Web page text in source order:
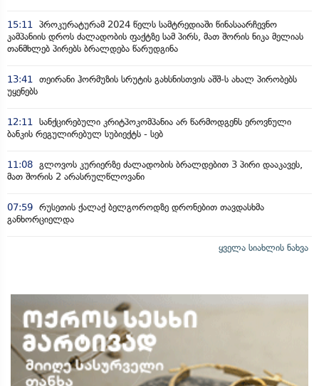
15:11
პროკურატურამ 2024 წელს სამტრედიაში წინასაარჩევნო
კამპანიის დროს ძალადობის ფაქტზე სამ პირს, მათ შორის ნიკა მელიას
თანმხლებ პირებს ბრალდება წარუდგინა
13:41
თეირანი ჰორმუზის სრუტის გახსნისთვის აშშ-ს ახალ პირობებს
უყენებს
12:11
სანქცირებული კრიტპოკომპანია არ წარმოდგენს ეროვნული
ბანკის რეგულირებულ სუბიექტს - სებ
11:08 გლოვოს კურიერზე ძალადობის ბრალდებით 3 პირი დააკავეს,
მათ შორის 2 არასრულწლოვანი
07:59 რუსეთის ქალაქ ბელგოროდზე დრონებით თავდასხმა
განხორციელდა
ყველა სიახლის ნახვა